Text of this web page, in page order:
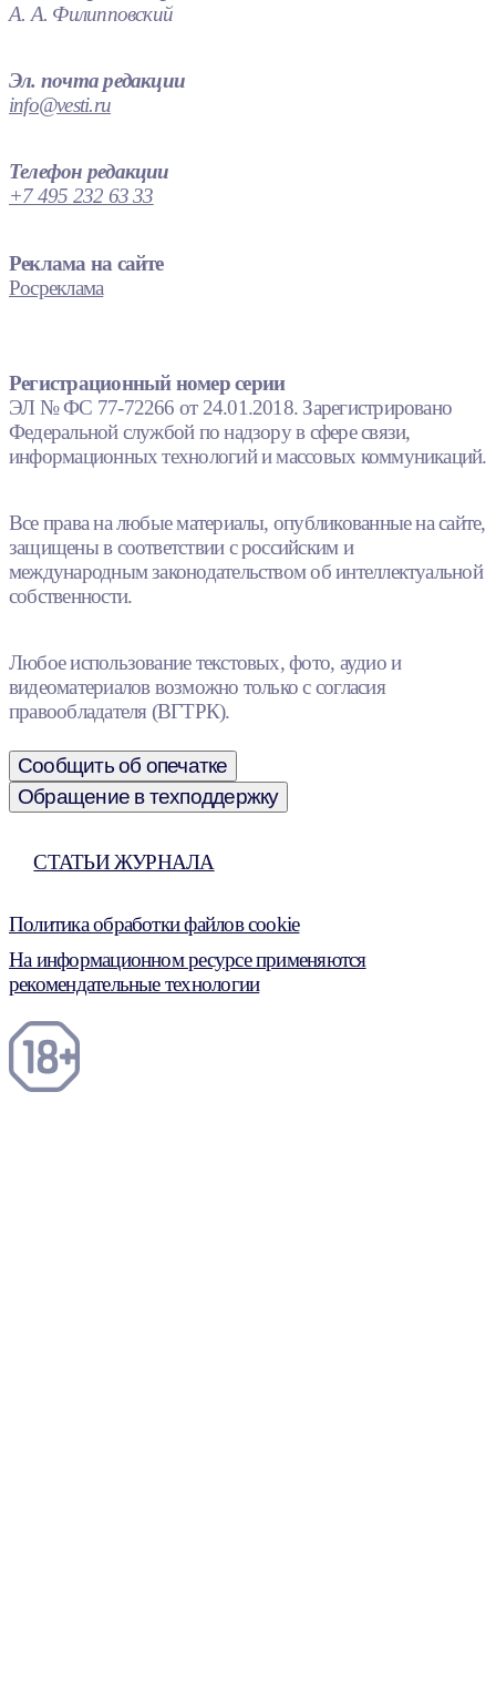
А. А. Филипповский
Эл. почта редакции
info@vesti.ru
Телефон редакции
+7 495 232 63 33
Реклама на сайте
Росреклама
Регистрационный номер серии
ЭЛ № ФС 77-72266 от 24.01.2018. Зарегистрировано
Федеральной службой по надзору в сфере связи,
информационных технологий и массовых коммуникаций.
Все права на любые материалы, опубликованные на сайте,
защищены в соответствии с российским и
международным законодательством об интеллектуальной
собственности.
Любое использование текстовых, фото, аудио и
видеоматериалов возможно только с согласия
правообладателя (ВГТРК).
Сообщить об опечатке
Обращение в техподдержку
СТАТЬИ ЖУРНАЛА
Политика обработки файлов cookie
На информационном ресурсе применяются
рекомендательные технологии